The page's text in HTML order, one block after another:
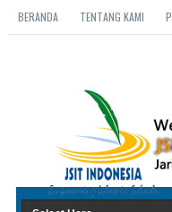
BERANDA TENTANG KAMI